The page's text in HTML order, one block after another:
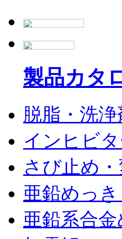
製品カタ
脱脂・洗浄
インヒビ
さび止め
亜鉛めっき
亜鉛系合金